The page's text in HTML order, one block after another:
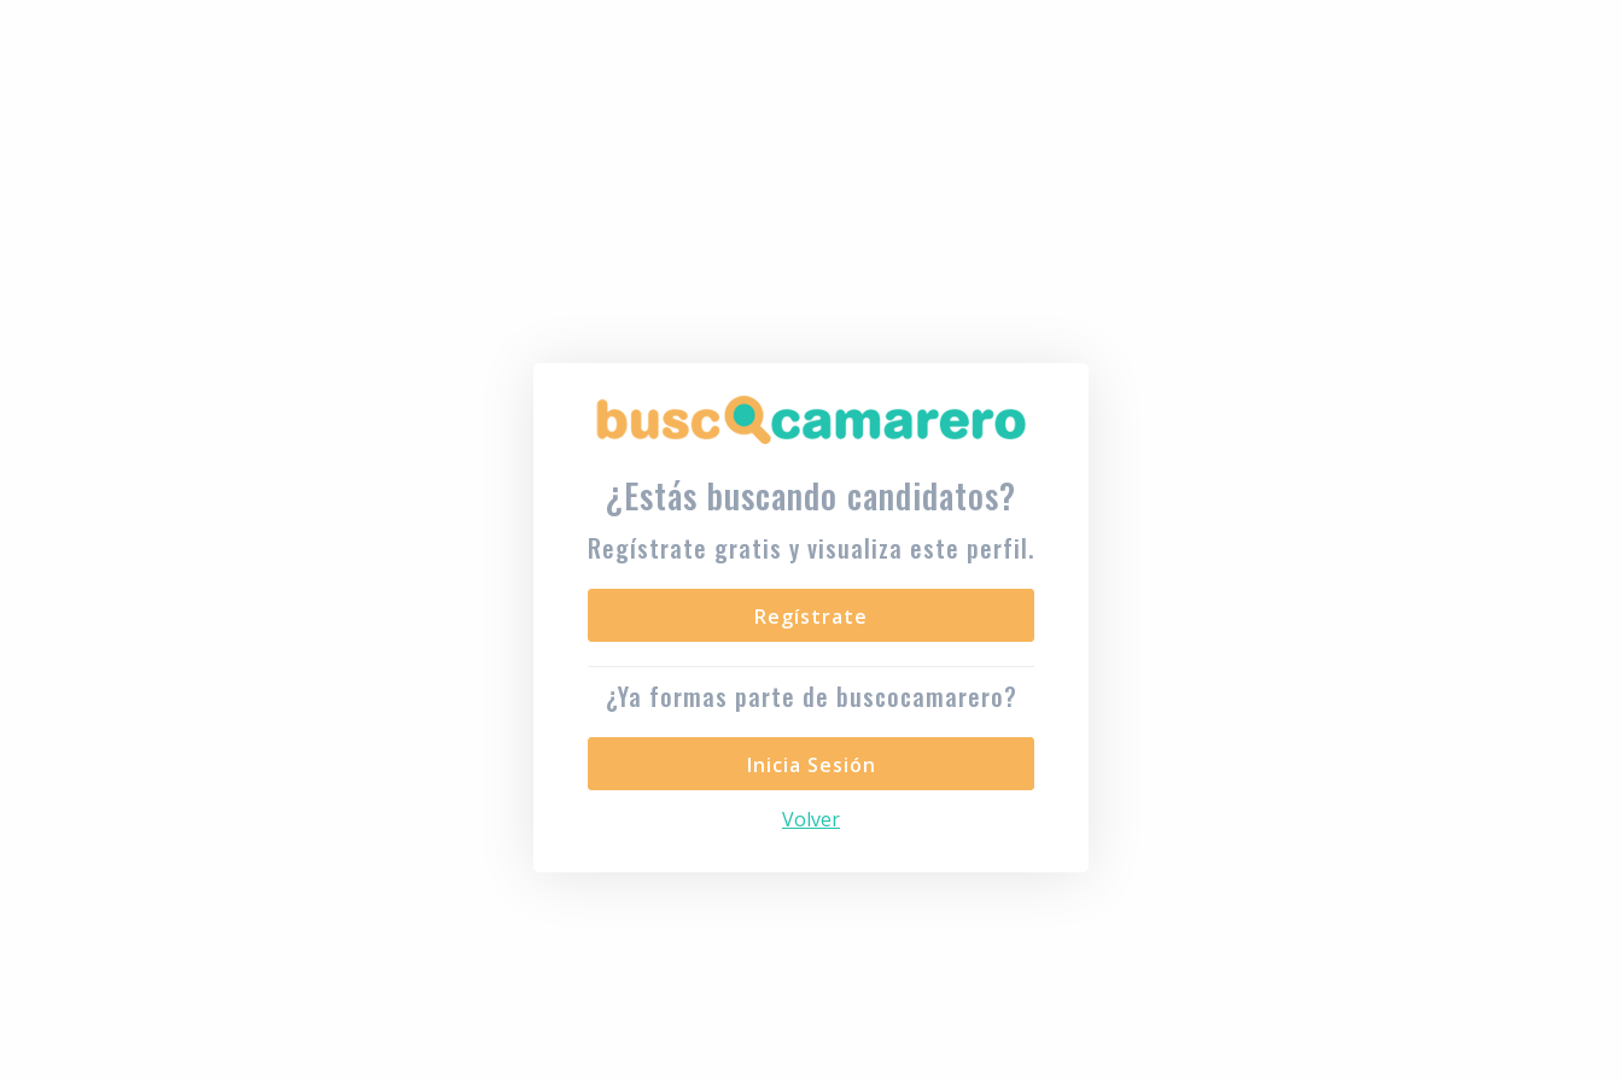
¿Estás buscando candidatos?
Regístrate gratis y visualiza este perfil.
Regístrate
¿Ya formas parte de buscocamarero?
Inicia Sesión
Volver